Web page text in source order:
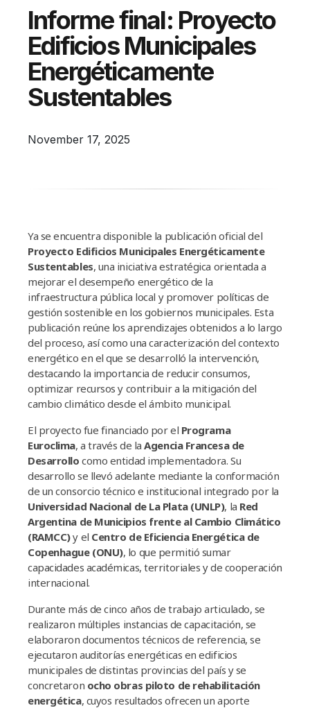
Campañas
Arbolado
Residuos
Proyectos
Edificios Municipales Energéticamente
Informe final: Proyecto
Edificios Municipales
Energéticamente
Sustentables
November 17, 2025
Ya se encuentra disponible la publicación oficial del
Proyecto Edificios Municipales Energéticamente
Sustentables, una iniciativa estratégica orientada a
mejorar el desempeño energético de la
infraestructura pública local y promover políticas de
gestión sostenible en los gobiernos municipales. Esta
publicación reúne los aprendizajes obtenidos a lo largo
del proceso, así como una caracterización del contexto
energético en el que se desarrolló la intervención,
destacando la importancia de reducir consumos,
optimizar recursos y contribuir a la mitigación del
cambio climático desde el ámbito municipal.
El proyecto fue financiado por el Programa
Euroclima, a través de laAgencia Francesa de
Desarrollo como entidad implementadora. Su
desarrollo se llevó adelante mediante la conformación
de un consorcio técnico e institucional integrado por la
Universidad Nacional de La Plata (UNLP), la Red
Argentina de Municipios frente al Cambio Climático
(RAMCC)y el Centro de Eficiencia Energética de
Copenhague (ONU), lo que permitió sumar
capacidades académicas, territoriales y de cooperación
internacional.
Durante más de cinco años de trabajo articulado, se
realizaron múltiples instancias de capacitación, se
elaboraron documentos técnicos de referencia, se
ejecutaron auditorías energéticas en edificios
municipales de distintas provincias del país y se
concretaron ocho obras piloto de rehabilitación
energética, cuyos resultados ofrecen un aporte